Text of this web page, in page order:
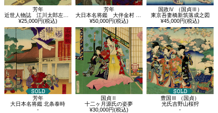
芳年
近世人物誌 江川太郎左衛門
¥25,000円(税込)
芳年
大日本名将鑑 大伴金村 平郡真鳥
¥50,000円(税込)
国政Ⅳ （国貞Ⅲ）
東京吾妻橋新筑落成之図
¥45,000円(税込)
芳年
大日本名将鑑 北条泰時
-
国貞Ⅱ
十二ヶ月源氏の姿夢
¥30,000円(税込)
豊国Ⅲ （国貞）
光氏吉野山桜狩
-